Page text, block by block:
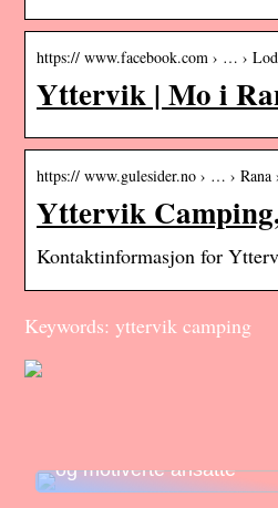
https:// www.facebook.com › … ›
Yttervik | Mo i
https:// www.gulesider.no › … › Rana
Yttervik
Kontaktinformasjon for
Keywords: yttervik camping
og motiverte ansatte